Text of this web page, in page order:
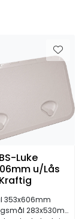
Luke
u/Lås
Kraftig
353x606mm
283x530mm